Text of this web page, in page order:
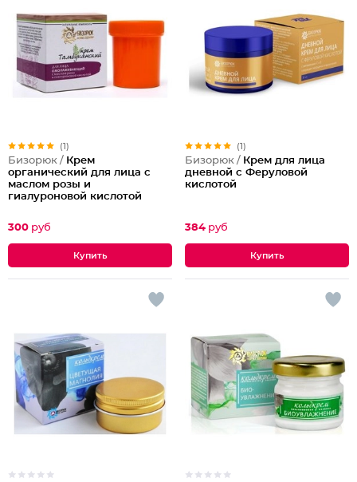
(1)
Бизорюк / Крем
органический для лица с
маслом розы и
гиалуроновой кислотой
300 руб
(1)
Бизорюк / Крем для лица
дневной с Феруловой
кислотой
384 руб